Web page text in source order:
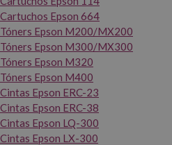
Cartuchos Epson 664
Tóners Epson M200/MX200
Tóners Epson M300/MX300
Tóners Epson M320
Tóners Epson M400
Cintas Epson ERC-23
Cintas Epson ERC-38
Cintas Epson LQ-300
Cintas Epson LX-300